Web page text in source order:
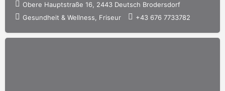
Obere Hauptstraße 16, 2443 Deutsch Brodersdorf
Gesundheit & Wellness, Friseur
+43 676 7733782